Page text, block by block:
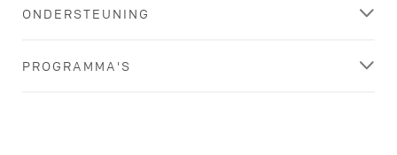
ONDERSTEUNING
PROGRAMMA'S